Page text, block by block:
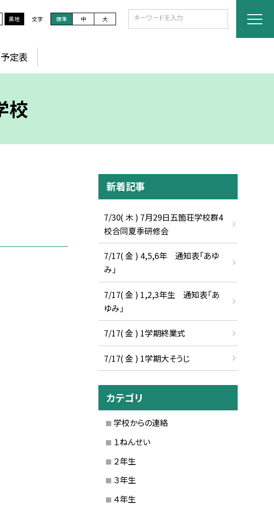
黒地 文字 標準 中 大
予定表
校
新着記事
7/30( 木 ) 7月29日五箇荘学校群4
校合同夏季研修会
7/17( 金 ) 4,5,6年 通知表「あゆ
み」
7/17( 金 ) 1,2,3年生 通知表「あ
ゆみ」
7/17( 金 ) 1学期終業式
7/17( 金 ) 1学期大そうじ
カテゴリ
学校からの連絡
１ねんせい
２年生
３年生
４年生